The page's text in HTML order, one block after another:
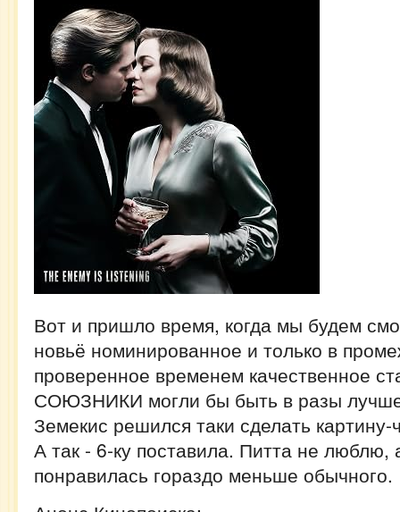
Вот и пришло время, когда мы будем
новьё номинированное и только в
проверенное временем качественное
СОЮЗНИКИ могли бы быть в разы
Земекис решился таки сделать
А так - 6-ку поставила. Питта не
понравилась гораздо меньше обычного.